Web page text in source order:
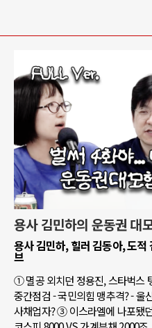
용사 김민하의 운동권 대
용사 김민하, 힐러 김동아, 도
브
① 멸공 외치던 정용진, 스타벅스
중간점검 - 국민의힘 맹추격? - 울
사채업자? ③ 이스라엘에 나포됐